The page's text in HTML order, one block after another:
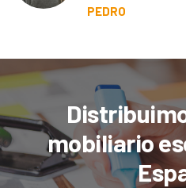
PEDRO
mobiliario